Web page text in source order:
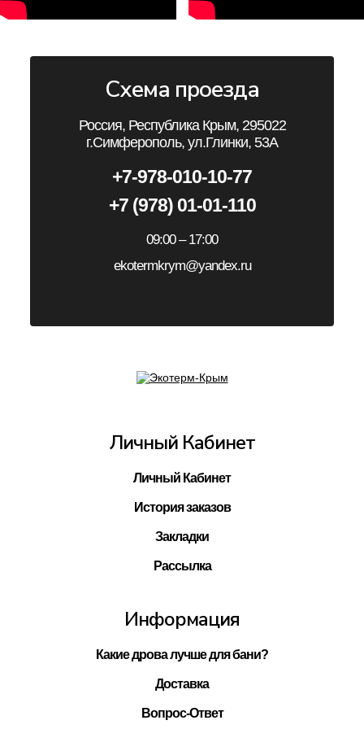
Схема проезда
Россия, Республика Крым, 295022
г.Симферополь, ул.Глинки, 53А
+7-978-010-10-77
+7 (978) 01-01-110
09:00 – 17:00
ekotermkrym@yandex.ru
Личный Кабинет
Личный Кабинет
История заказов
Закладки
Рассылка
Информация
Какие дрова лучше для бани?
Доставка
Вопрос-Ответ